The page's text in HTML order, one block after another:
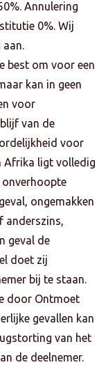
Annulering
0%. Wij
aan.
best om voor een
kan in geen
voor
van de
voor
Afrika ligt volledig
onverhoopte
ongemakken
anderszins,
geval de
doet zij
bij te staan.
door Ontmoet
gevallen kan
van het
de deelnemer.